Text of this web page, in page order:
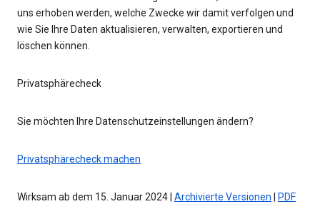
uns erhoben werden, welche Zwecke wir damit verfolgen und
wie Sie Ihre Daten aktualisieren, verwalten, exportieren und
löschen können.
Privatsphärecheck
Sie möchten Ihre Datenschutzeinstellungen ändern?
Privatsphärecheck machen
Wirksam ab dem 15. Januar 2024 | Archivierte Versionen
PDF